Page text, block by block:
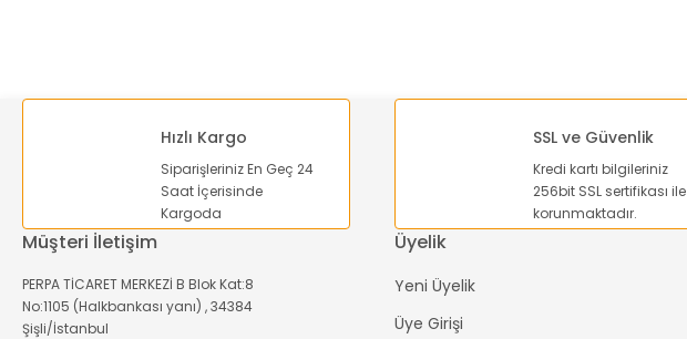
Hızlı Kargo
Siparişleriniz En Geç 24
Saat İçerisinde
Kargoda
SSL ve Güvenlik
Kredi kartı bilgileriniz
256bit SSL sertifikası ile
korunmaktadır.
Müşteri İletişim
PERPA TİCARET MERKEZİ B Blok Kat:8
No:1105 (Halkbankası yanı) , 34384
Şişli/İstanbul
Üyelik
Yeni Üyelik
Üye Girişi